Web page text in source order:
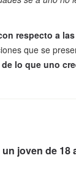
respecto a
que se
lo que uno
un joven de